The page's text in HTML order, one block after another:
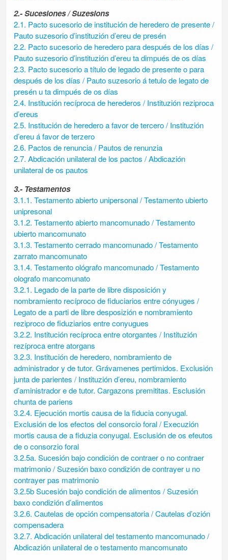
2.- Sucesiones / Suzesions
2.1. Pacto sucesorio de institución de heredero de presente /
Pauto suzesorio d’instituzión d’ereu de presén
2.2. Pacto sucesorio de heredero para después de los días /
Pauto suzesorio d’instituzión d’ereu ta dimpués de os días
2.3. Pacto sucesorio a título de legado de presente o para
después de los días / Pauto suzesorio á tetulo de legato de
presén u ta dimpués de os días
2.4. Institución recíproca de herederos / Instituzión reziproca
d’ereus
2.5. Institución de heredero a favor de tercero / Instituzión
d’ereu á favor de terzero
2.6. Pactos de renuncia / Pautos de renunzia
2.7. Abdicación unilateral de los pactos / Abdicazión
unilateral de os pautos
3.- Testamentos
3.1.1. Testamento abierto unipersonal / Testamento ubierto
unipresonal
3.1.2. Testamento abierto mancomunado / Testamento
ubierto mancomunato
3.1.3. Testamento cerrado mancomunado / Testamento
zarrato mancomunato
3.1.4. Testamento ológrafo mancomunado / Testamento
olografo mancomunato
3.2.1. Legado de la parte de libre disposición y
nombramiento recíproco de fiduciarios entre cónyuges /
Legato de a parti de libre desposizión e nombramiento
reziproco de fiduziarios entre conyugues
3.2.2. Institución recíproca entre otorgantes / Instituzión
rezíproca entre atorgans
3.2.3. Institución de heredero, nombramiento de
administrador y de tutor. Grávamenes pertimidos. Exclusión
junta de parientes / Instituzión d’ereu, nombramiento
d’aministrador e de tutor. Cargazons premititas. Esclusión
chunta de pariens
3.2.4. Ejecución mortis causa de la fiducia conyugal.
Exclusión de los efectos del consorcio foral / Execuzión
mortis causa de a fiduzia conyugal. Esclusión de os efeutos
de o consorzio foral
3.2.5a. Sucesión bajo condición de contraer o no contraer
matrimonio / Suzesión baxo condizión de contrayer u no
contrayer pas matrimonio
3.2.5b Sucesión bajo condición de alimentos / Suzesión
baxo condizión d’alimentos
3.2.6. Cautelas de opción compensatoria / Cautelas d’ozión
compensadera
3.2.7. Abdicación unilateral del testamento mancomunado /
Abdicazión unilateral de o testamento mancomunato